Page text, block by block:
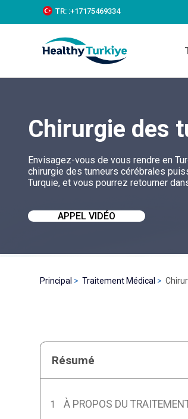
k
c
TR: :+‪17175469334‬
Chirurgie des
Envisagez-vous de vous rendre en
chirurgie des tumeurs cérébrales
Turquie, et vous pourrez retourner
APPEL VIDÉO
Principal Traitement Médical
Résumé
À PROPOS DU